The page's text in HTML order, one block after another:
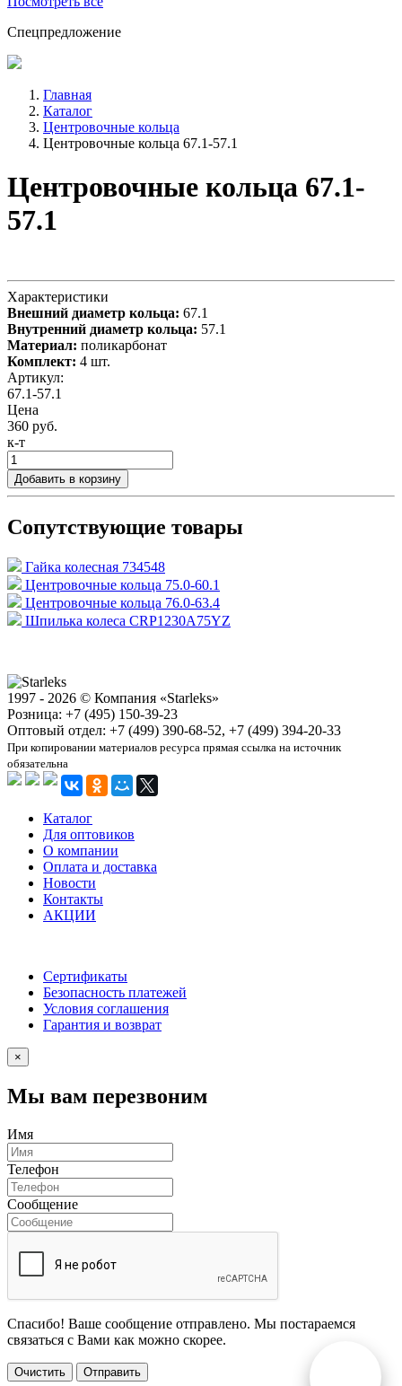
Спецпредложение
Главная
Каталог
Центровочные кольца
Центровочные кольца 67.1-57.1
Центровочные кольца 67.1-
57.1
Характеристики
Внешний диаметр кольца: 67.1
Внутренний диаметр кольца: 57.1
Материал: поликарбонат
Комплект: 4 шт.
Артикул:
67.1-57.1
Цена
360 руб.
к-т
Добавить в корзину
Сопутствующие товары
Гайка колесная 734548
Центровочные кольца 75.0-60.1
Центровочные кольца 76.0-63.4
Шпилька колеса CRP1230A75YZ
1997 - 2026 © Компания «Starleks»
Розница: +7 (495) 150-39-23
Оптовый отдел: +7 (499) 390-68-52, +7 (499) 394-20-33
При копировании материалов ресурса прямая ссылка на источник
обязательна
Каталог
Для оптовиков
О компании
Оплата и доставка
Новости
Контакты
АКЦИИ
Сертификаты
Безопасность платежей
Условия соглашения
Гарантия и возврат
×
Мы вам перезвоним
Имя
Телефон
Сообщение
Спасибо! Ваше сообщение отправлено. Мы постараемся
связаться с Вами как можно скорее.
Очистить Отправить